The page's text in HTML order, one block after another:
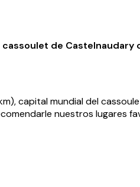
de Castelnaudary
capital mundial del
nuestros lugares